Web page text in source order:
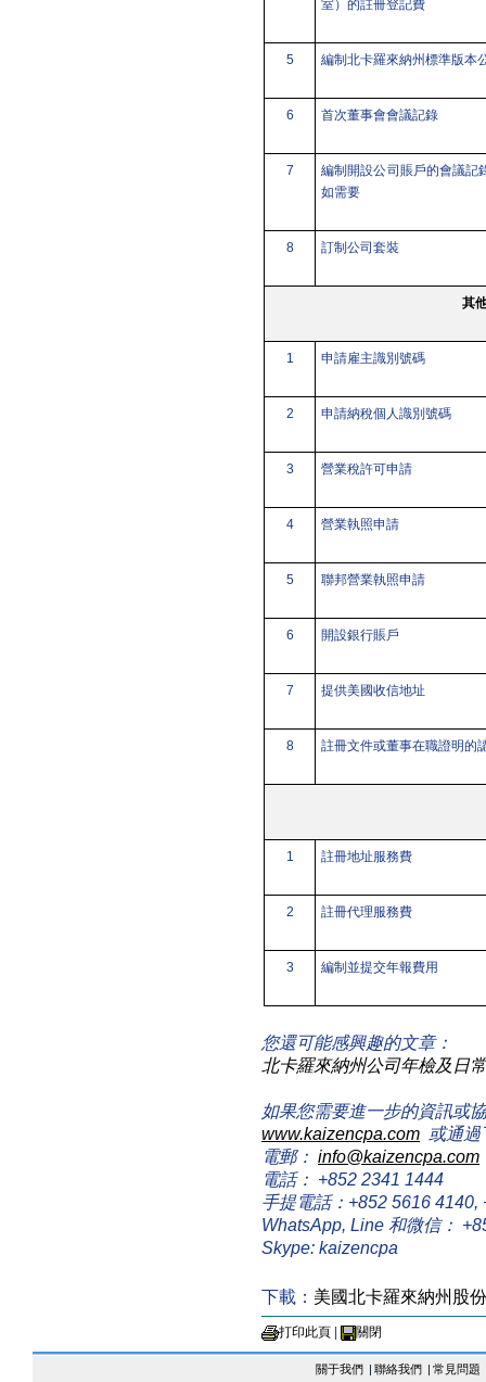
室）的註冊登記費
5 編制北卡羅來納州標準版本
6 首次董事會會議記錄
7
編制開設公司賬戶的會議記
如需要
8 訂制公司套裝
其
1 申請雇主識別號碼
2 申請納稅個人識別號碼
3 營業稅許可申請
4 營業執照申請
5 聯邦營業執照申請
6 開設銀行賬戶
7 提供美國收信地址
8 註冊文件或董事在職證明的
1 註冊地址服務費
2 註冊代理服務費
3 編制並提交年報費用
您還可能感興趣的文章：
北卡羅來納州公司年檢及日
如果您需要進一步的資訊或
www.kaizencpa.com 或通過
電郵： info@kaizencpa.com
電話： +852 2341 1444
手提電話：+852 5616 4140,
WhatsApp, Line 和微信：
Skype: kaizencpa
下載： 美國北卡羅來納州股
打印此頁 關閉
關于我們 | 聯絡我們 | 常見問題